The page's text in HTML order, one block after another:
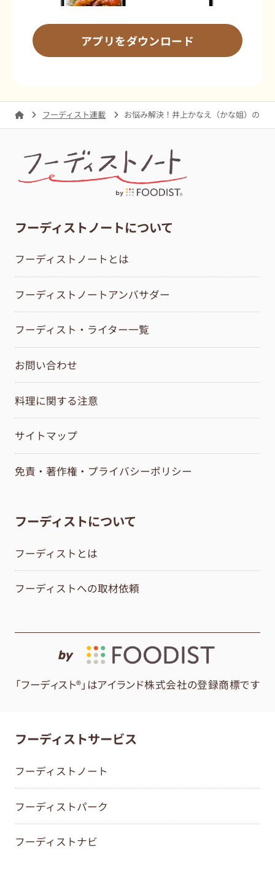
アプリをダウンロード
フーディスト連載 お悩み解決！井上かなえ（かな姐）のオ
フーディストノートについて
フーディストノートとは
フーディストノートアンバサダー
フーディスト・ライター一覧
お問い合わせ
料理に関する注意
サイトマップ
免責・著作権・プライバシーポリシー
フーディストについて
フーディストとは
フーディストへの取材依頼
by
「フーディスト®」はアイランド株式会社の登録商標です
フーディストサービス
フーディストノート
フーディストパーク
フーディストナビ